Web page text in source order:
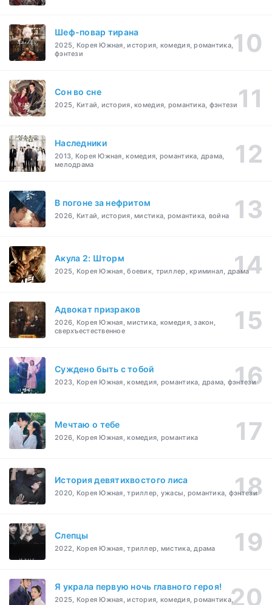
Шеф-повар тирана
2025, Корея Южная, история, комедия, романтика,
фэнтези
Cон во сне
2025, Китай, история, комедия, романтика, фэнтези
Наследники
2013, Корея Южная, комедия, романтика, драма,
мелодрама
В погоне за нефритом
2026, Китай, история, мистика, романтика, война
Акула 2: Шторм
2025, Корея Южная, боевик, триллер, криминал, драма
Адвокат призраков
2026, Корея Южная, мистика, комедия, закон,
сверхъестественное
Суждено быть с тобой
2023, Корея Южная, комедия, романтика, драма, фэнтези
Мечтаю о тебе
2026, Корея Южная, комедия, романтика
История девятихвостого лиса
2020, Корея Южная, триллер, ужасы, романтика, фэнтези
Слепцы
2022, Корея Южная, триллер, мистика, драма
Я украла первую ночь главного героя!
2025, Корея Южная, история, комедия, романтика,